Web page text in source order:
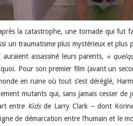
la catastrophe, une tornade qui fut
un traumatisme plus mystérieux et plus
assassiné leurs parents, «
quoi. Pour son premier film (avant un
en ruine où tout s’est déréglé,
mutants qui, sans jamais cesser
entre Kidsde Larry Clark – dont
de démarcation entre l’humain et le